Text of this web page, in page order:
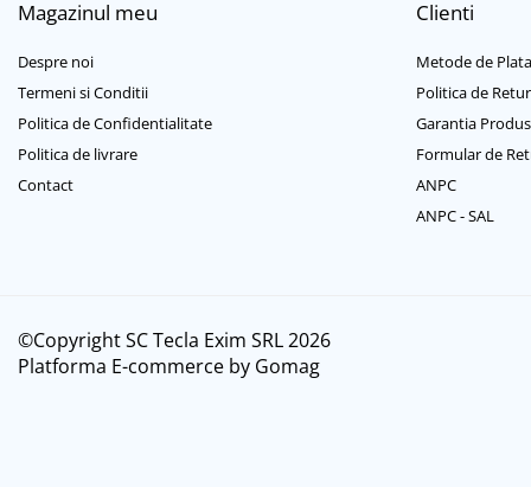
Casti mari fara microfon
Casti medii bluetooth
Casti medii cu microfon
Casti medii fara microfon
Cititoare Carduri
Cititor Carduri USB 2.0
Incarcatoare Laptop
Magazinul meu
Despre noi
Termeni si Conditii
Politica de Confidentialitate
Politica de livrare
Contact
Clienti
Metode de Plata
Politica de Retur
Garantia
Formular de
ANPC
ANPC - SAL
©Copyright SC Tecla Exim SRL 2026
Platforma E-commerce by Gomag